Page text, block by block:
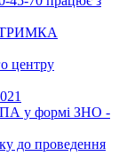
центру
у формі ЗНО -
до проведення